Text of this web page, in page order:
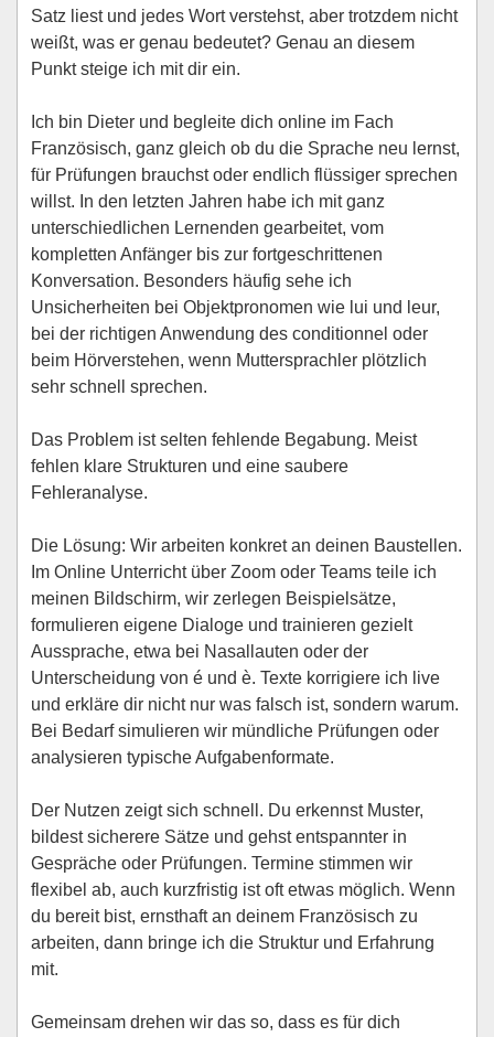
Satz liest und jedes Wort verstehst, aber trotzdem nicht
weißt, was er genau bedeutet? Genau an diesem
Punkt steige ich mit dir ein.
Ich bin Dieter und begleite dich online im Fach
Französisch, ganz gleich ob du die Sprache neu lernst,
für Prüfungen brauchst oder endlich flüssiger sprechen
willst. In den letzten Jahren habe ich mit ganz
unterschiedlichen Lernenden gearbeitet, vom
kompletten Anfänger bis zur fortgeschrittenen
Konversation. Besonders häufig sehe ich
Unsicherheiten bei Objektpronomen wie lui und leur,
bei der richtigen Anwendung des conditionnel oder
beim Hörverstehen, wenn Muttersprachler plötzlich
sehr schnell sprechen.
Das Problem ist selten fehlende Begabung. Meist
fehlen klare Strukturen und eine saubere
Fehleranalyse.
Die Lösung: Wir arbeiten konkret an deinen Baustellen.
Im Online Unterricht über Zoom oder Teams teile ich
meinen Bildschirm, wir zerlegen Beispielsätze,
formulieren eigene Dialoge und trainieren gezielt
Aussprache, etwa bei Nasallauten oder der
Unterscheidung von é und è. Texte korrigiere ich live
und erkläre dir nicht nur was falsch ist, sondern warum.
Bei Bedarf simulieren wir mündliche Prüfungen oder
analysieren typische Aufgabenformate.
Der Nutzen zeigt sich schnell. Du erkennst Muster,
bildest sicherere Sätze und gehst entspannter in
Gespräche oder Prüfungen. Termine stimmen wir
flexibel ab, auch kurzfristig ist oft etwas möglich. Wenn
du bereit bist, ernsthaft an deinem Französisch zu
arbeiten, dann bringe ich die Struktur und Erfahrung
mit.
Gemeinsam drehen wir das so, dass es für dich